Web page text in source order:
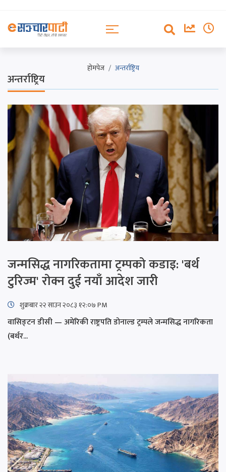
होमपेज अन्तर्राष्ट्रिय
अन्तर्राष्ट्रिय
जन्मसिद्ध नागरिकतामा ट्रम्पको कडाइ: 'बर्थ
टुरिज्म' रोक्न दुई नयाँ आदेश जारी
शुक्रबार​ २२ साउन २०८३ १२:०७ PM
वासिङ्टन डीसी — अमेरिकी राष्ट्रपति डोनाल्ड ट्रम्पले जन्मसिद्ध नागरिकता
(बर्थर...